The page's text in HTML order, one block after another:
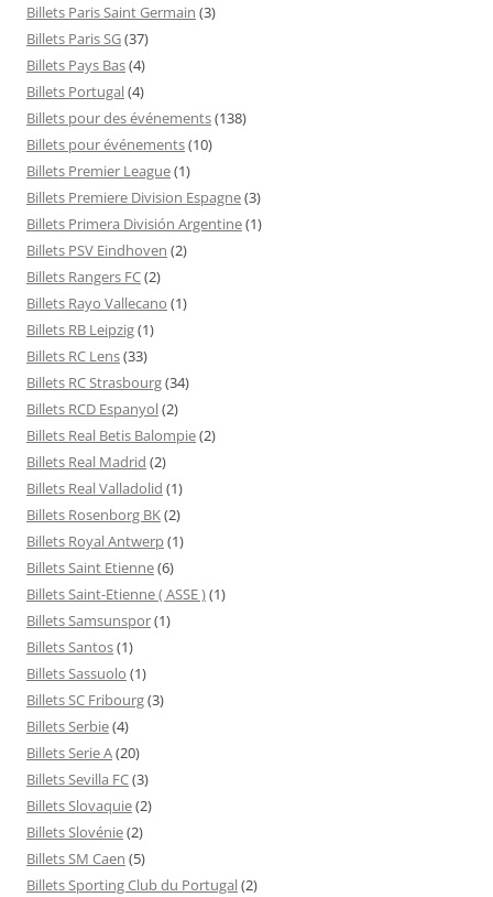
Billets Paris Saint Germain (3)
Billets Paris SG(37)
Billets Pays Bas(4)
Billets Portugal(4)
Billets pour des événements(138)
Billets pour événements(10)
Billets Premier League(1)
Billets Premiere Division Espagne(3)
Billets Primera División Argentine(1)
Billets PSV Eindhoven (2)
Billets Rangers FC(2)
Billets Rayo Vallecano (1)
Billets RB Leipzig(1)
Billets RC Lens(33)
Billets RC Strasbourg(34)
Billets RCD Espanyol(2)
Billets Real Betis Balompie(2)
Billets Real Madrid (2)
Billets Real Valladolid (1)
Billets Rosenborg BK(2)
Billets Royal Antwerp(1)
Billets Saint Etienne(6)
Billets Saint-Etienne ( ASSE )(1)
Billets Samsunspor(1)
Billets Santos(1)
Billets Sassuolo (1)
Billets SC Fribourg(3)
Billets Serbie(4)
Billets Serie A(20)
Billets Sevilla FC(3)
Billets Slovaquie(2)
Billets Slovénie(2)
Billets SM Caen (5)
Billets Sporting Club du Portugal(2)